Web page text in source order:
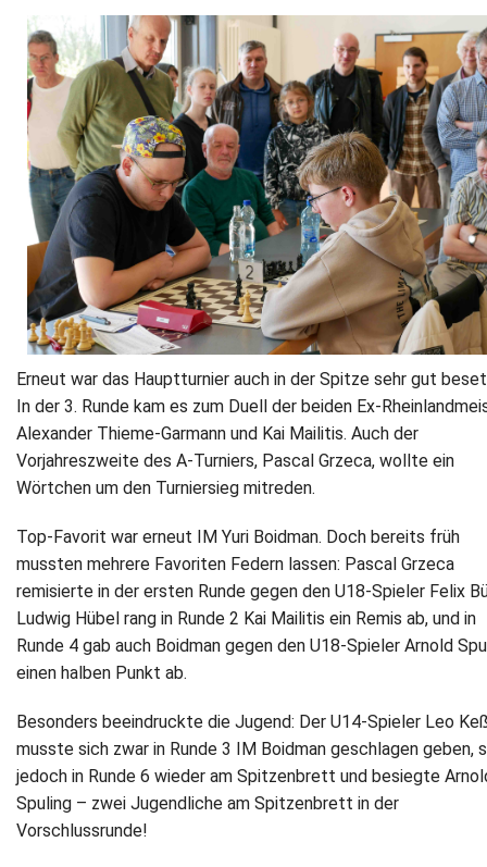
Erneut war das Hauptturnier auch in der Spitze sehr gut
In der 3. Runde kam es zum Duell der beiden Ex-
Alexander Thieme-Garmann und Kai Mailitis. Auch der
Vorjahreszweite des A-Turniers, Pascal Grzeca, wollte ein
Wörtchen um den Turniersieg mitreden.
Top-Favorit war erneut IM Yuri Boidman. Doch bereits früh
mussten mehrere Favoriten Federn lassen: Pascal Grzeca
remisierte in der ersten Runde gegen den U18-Spieler Felix
Ludwig Hübel rang in Runde 2 Kai Mailitis ein Remis ab, und in
Runde 4 gab auch Boidman gegen den U18-Spieler Arnold
einen halben Punkt ab.
Besonders beeindruckte die Jugend: Der U14-Spieler Leo
musste sich zwar in Runde 3 IM Boidman geschlagen geben,
jedoch in Runde 6 wieder am Spitzenbrett und besiegte
Spuling – zwei Jugendliche am Spitzenbrett in der
Vorschlussrunde!